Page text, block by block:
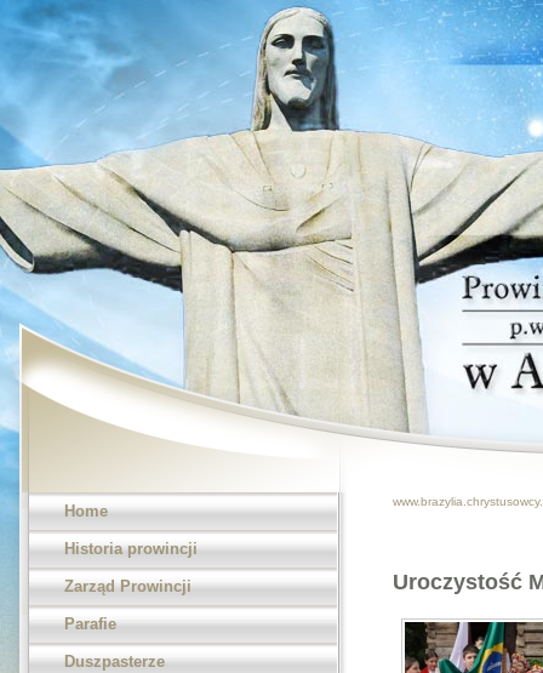
Home
Historia prowincji
Zarząd Prowincji
Parafie
Duszpasterze
Uroczystość